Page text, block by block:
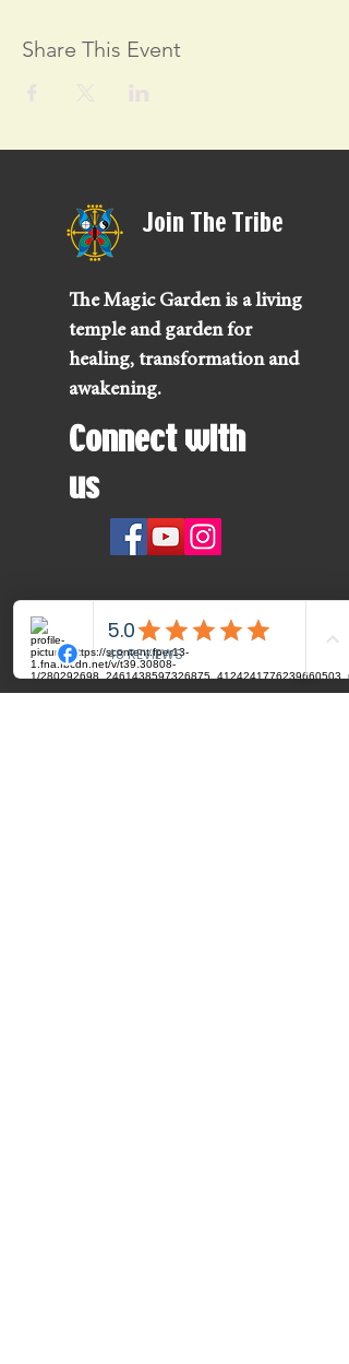
Share This Event
Join The Tribe
The Magic Garden is a living
temple and garden for
healing, transformation and
awakening.
Connect with
us